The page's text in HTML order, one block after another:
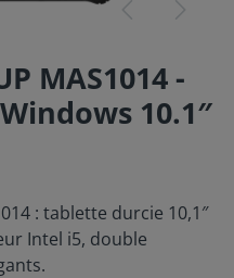
MAS1014 -
10.1″
: tablette durcie 10,1″
Intel i5, double